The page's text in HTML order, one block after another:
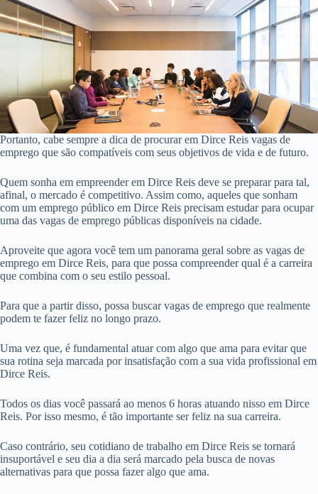
Portanto, cabe sempre a dica de procurar em Dirce Reis vagas de
emprego que são compatíveis com seus objetivos de vida e de futuro.
Quem sonha em empreender em Dirce Reis deve se preparar para tal,
afinal, o mercado é competitivo. Assim como, aqueles que sonham
com um emprego público em Dirce Reis precisam estudar para ocupar
uma das vagas de emprego públicas disponíveis na cidade.
Aproveite que agora você tem um panorama geral sobre as vagas de
emprego em Dirce Reis, para que possa compreender qual é a carreira
que combina com o seu estilo pessoal.
Para que a partir disso, possa buscar vagas de emprego que realmente
podem te fazer feliz no longo prazo.
Uma vez que, é fundamental atuar com algo que ama para evitar que
sua rotina seja marcada por insatisfação com a sua vida profissional em
Dirce Reis.
Todos os dias você passará ao menos 6 horas atuando nisso em Dirce
Reis. Por isso mesmo, é tão importante ser feliz na sua carreira.
Caso contrário, seu cotidiano de trabalho em Dirce Reis se tornará
insuportável e seu dia a dia será marcado pela busca de novas
alternativas para que possa fazer algo que ama.